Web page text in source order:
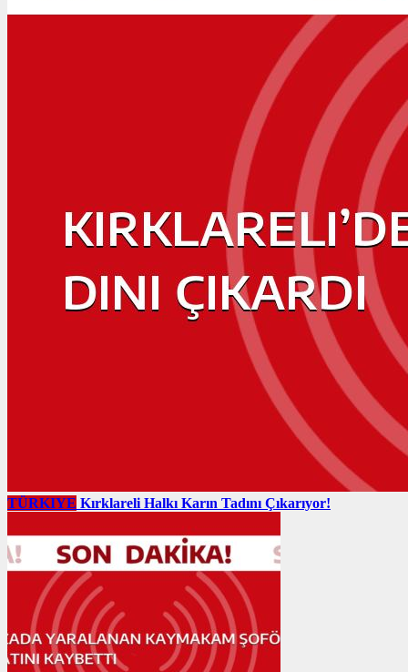
TÜRKIYE Kırklareli Halkı Karın Tadını Çıkarıyor!